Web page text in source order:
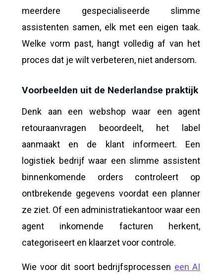
meerdere gespecialiseerde slimme
assistenten samen, elk met een eigen taak.
Welke vorm past, hangt volledig af van het
proces dat je wilt verbeteren, niet andersom.
Voorbeelden uit de Nederlandse praktijk
Denk aan een webshop waar een agent
retouraanvragen beoordeelt, het label
aanmaakt en de klant informeert. Een
logistiek bedrijf waar een slimme assistent
binnenkomende orders controleert op
ontbrekende gegevens voordat een planner
ze ziet. Of een administratiekantoor waar een
agent inkomende facturen herkent,
categoriseert en klaarzet voor controle.
Wie voor dit soort bedrijfsprocessen een AI